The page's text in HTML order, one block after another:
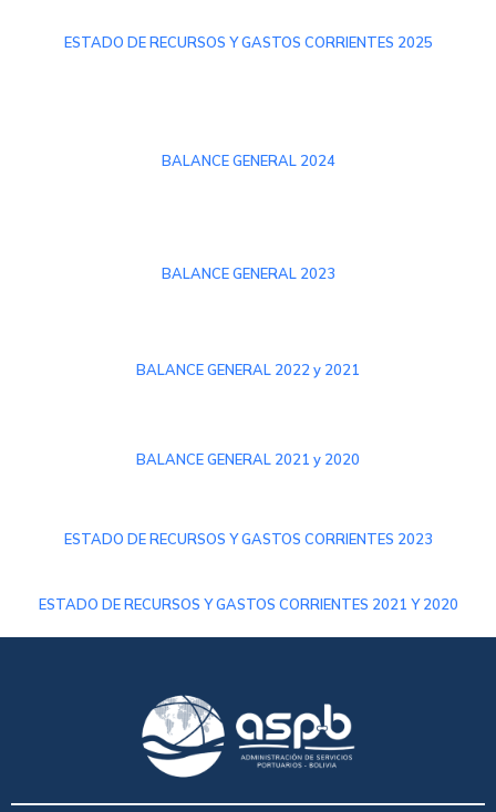
ESTADO DE RECURSOS Y GASTOS CORRIENTES 2025
BALANCE GENERAL 2024
BALANCE GENERAL 2023
BALANCE GENERAL 2022 y 2021
BALANCE GENERAL 2021 y 2020
ESTADO DE RECURSOS Y GASTOS CORRIENTES 2023
ESTADO DE RECURSOS Y GASTOS CORRIENTES 2021 Y 2020